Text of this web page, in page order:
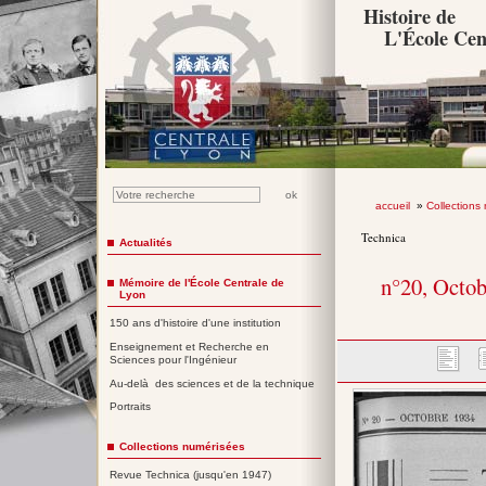
Histoire de
L'École
accueil» Collections
Technica
n°20,
Actualités
Mémoire de l'École Centrale de
Lyon
150 ans d'histoire d'une institution
Enseignement et Recherche en
Sciences pour l'Ingénieur
Au-delà des sciences et de la technique
Portraits
Collections numérisées
Revue Technica (jusqu'en 1947)